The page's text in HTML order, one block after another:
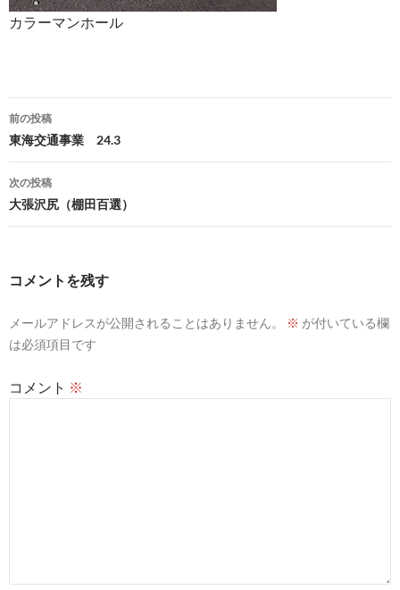
カラーマンホール
投
稿
ナ
ビ
ゲ
ョ
前の投稿
東海交通事業 24.3
次の投稿
大張沢尻（棚田百選）
コメントを残す
メールアドレスが公開されることはありません。 ※ が付いている欄
は必須項目です
コメント ※